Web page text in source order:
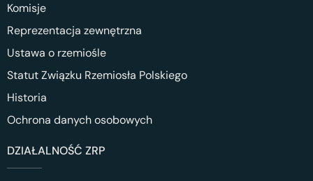
Komisje
Reprezentacja zewnętrzna
Ustawa o rzemiośle
Statut Związku Rzemiosła Polskiego
Historia
Ochrona danych osobowych
DZIAŁALNOŚĆ ZRP